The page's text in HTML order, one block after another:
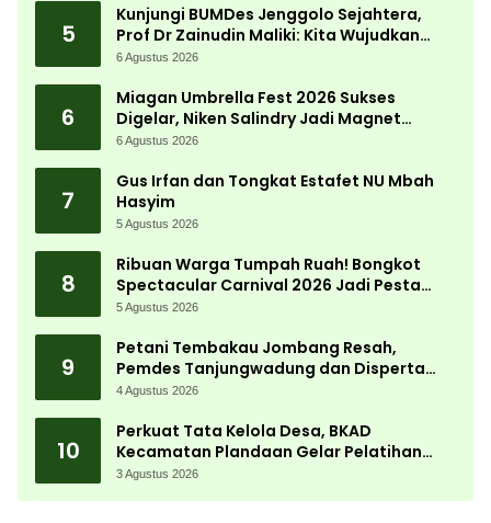
5
Kunjungi BUMDes Jenggolo Sejahtera,
Prof Dr Zainudin Maliki: Kita Wujudkan
Kemandirian Ekonomi dengan Potensi
6 Agustus 2026
6
Miagan Umbrella Fest 2026 Sukses
Digelar, Niken Salindry Jadi Magnet
Ribuan Pengunjung
6 Agustus 2026
7
Gus Irfan dan Tongkat Estafet NU Mbah
Hasyim
5 Agustus 2026
8
Ribuan Warga Tumpah Ruah! Bongkot
Spectacular Carnival 2026 Jadi Pesta
Kemerdekaan Terbesar di Peterongan
5 Agustus 2026
9
Petani Tembakau Jombang Resah,
Pemdes Tanjungwadung dan Disperta
Bergerak Cepat
4 Agustus 2026
10
Perkuat Tata Kelola Desa, BKAD
Kecamatan Plandaan Gelar Pelatihan
Aparatur Pemdes
3 Agustus 2026